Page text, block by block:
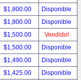
$1,800.00
Disponible
$1,800.00
Disponible
$1,500.00
Vendido!
$1,500.00
Disponible
$1,490.00
Disponible
$1,425.00
Disponible